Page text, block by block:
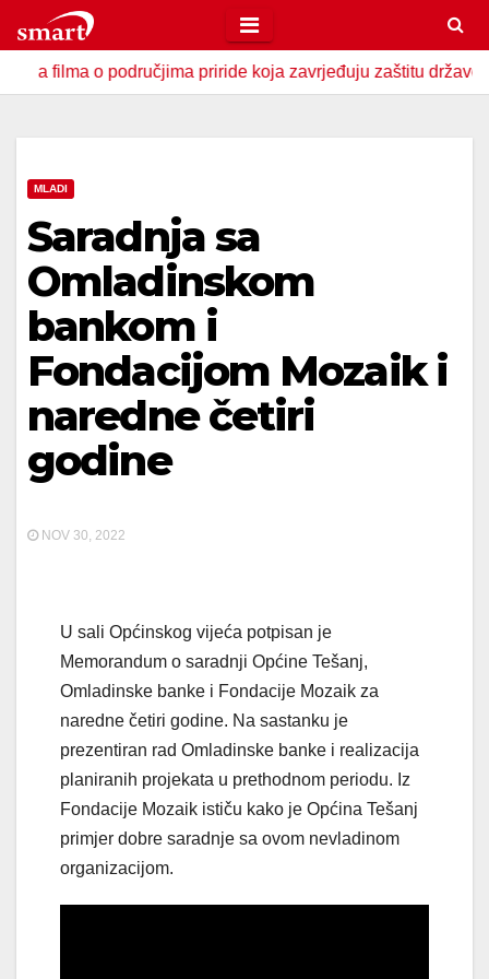
to
contento područjima priride koja zavrjeđuju zaštitu države U
MLADI
Saradnja sa
Omladinskom
bankom i
Fondacijom Mozaik i
naredne četiri
godine
NOV 30, 2022
U sali Općinskog vijeća potpisan je
Memorandum o saradnji Općine Tešanj,
Omladinske banke i Fondacije Mozaik za
naredne četiri godine. Na sastanku je
prezentiran rad Omladinske banke i realizacija
planiranih projekata u prethodnom periodu. Iz
Fondacije Mozaik ističu kako je Općina Tešanj
primjer dobre saradnje sa ovom nevladinom
organizacijom.